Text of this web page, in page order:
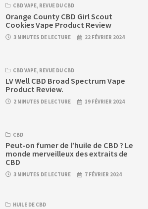
CBD VAPE, REVUE DU CBD
Orange County CBD Girl Scout
Cookies Vape Product Review
3 MINUTES DE LECTURE 22 FÉVRIER 2024
CBD VAPE, REVUE DU CBD
LV Well CBD Broad Spectrum Vape
Product Review.
2 MINUTES DE LECTURE 19 FÉVRIER 2024
CBD
Peut-on fumer de l’huile de CBD ? Le
monde merveilleux des extraits de
CBD
3 MINUTES DE LECTURE 7 FÉVRIER 2024
HUILE DE CBD